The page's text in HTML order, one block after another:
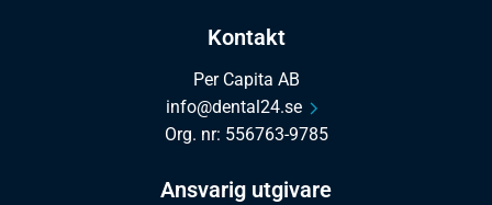
Kontakt
Per Capita AB
info@dental24.se
Org. nr: 556763-9785
Ansvarig utgivare